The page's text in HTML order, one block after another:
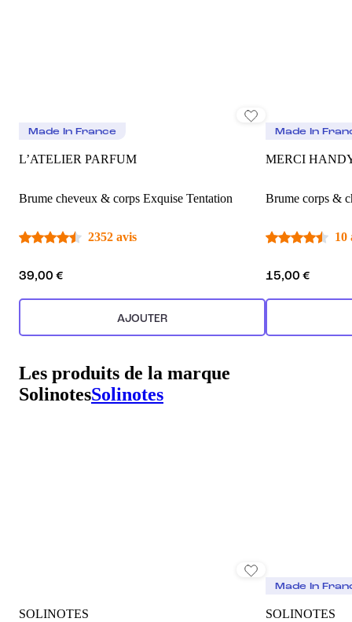
Made In France
L’ATELIER PARFUM
Brume cheveux & corps Exquise Tentation
2352 avis
39,00 €
AJOUTER
Made In
MERCI
Brume corps &
10
15,00 €
Les produits de la marque
SolinotesSolinotes
SOLINOTES
Made In
SOLINOTES